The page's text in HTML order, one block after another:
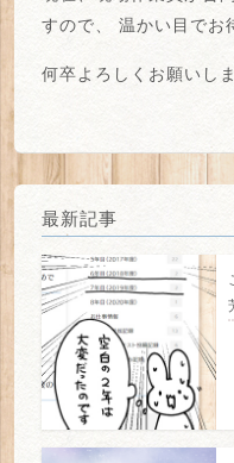
すので、
温かい目でお
何卒よろしくお願いし
最新記事